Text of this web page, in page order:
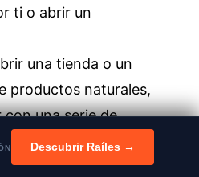
ti o abrir un
una tienda o un
productos naturales,
con una serie de
Por ello, es
una asesoría integral.
Descubrir Raíles →